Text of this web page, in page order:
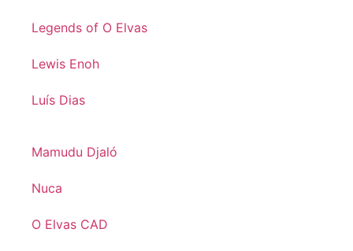
Legends of O Elvas
Lewis Enoh
Luís Dias
Mamudu Djaló
Nuca
O Elvas CAD